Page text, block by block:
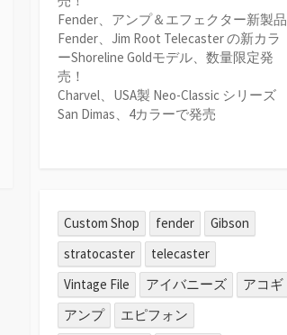
Fender、アンプ＆エフェクター新製品
Fender、Jim Root Telecaster の新カラ
ーShoreline Goldモデル、数量限定発
売！
Charvel、USA製 Neo-Classic シリーズ
San Dimas、4カラーで発売
Custom Shop fender
Gibson
stratocaster
telecaster
Vintage File
アイバニーズ
アコギ
アンプ
エピフォン